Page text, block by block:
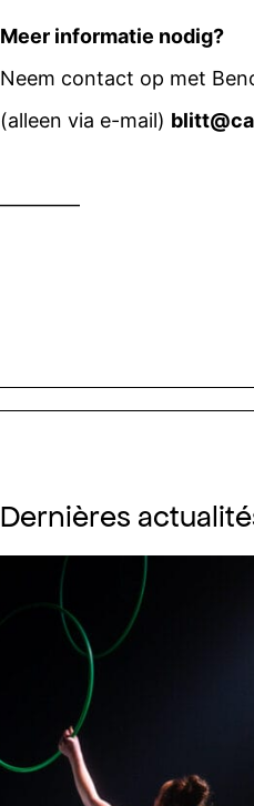
Meer informatie nodig?
Neem contact op met
(alleen via e-mail)
————
Dernières